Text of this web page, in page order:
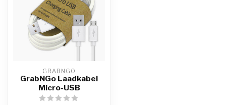
GRABNGO
GrabNGo Laadkabel
Micro-USB